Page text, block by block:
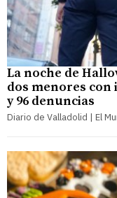
La noche de
dos menores
y 96 denuncias
Diario de Valladolid | El